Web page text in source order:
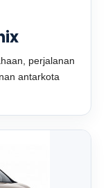
perjalanan
antarkota